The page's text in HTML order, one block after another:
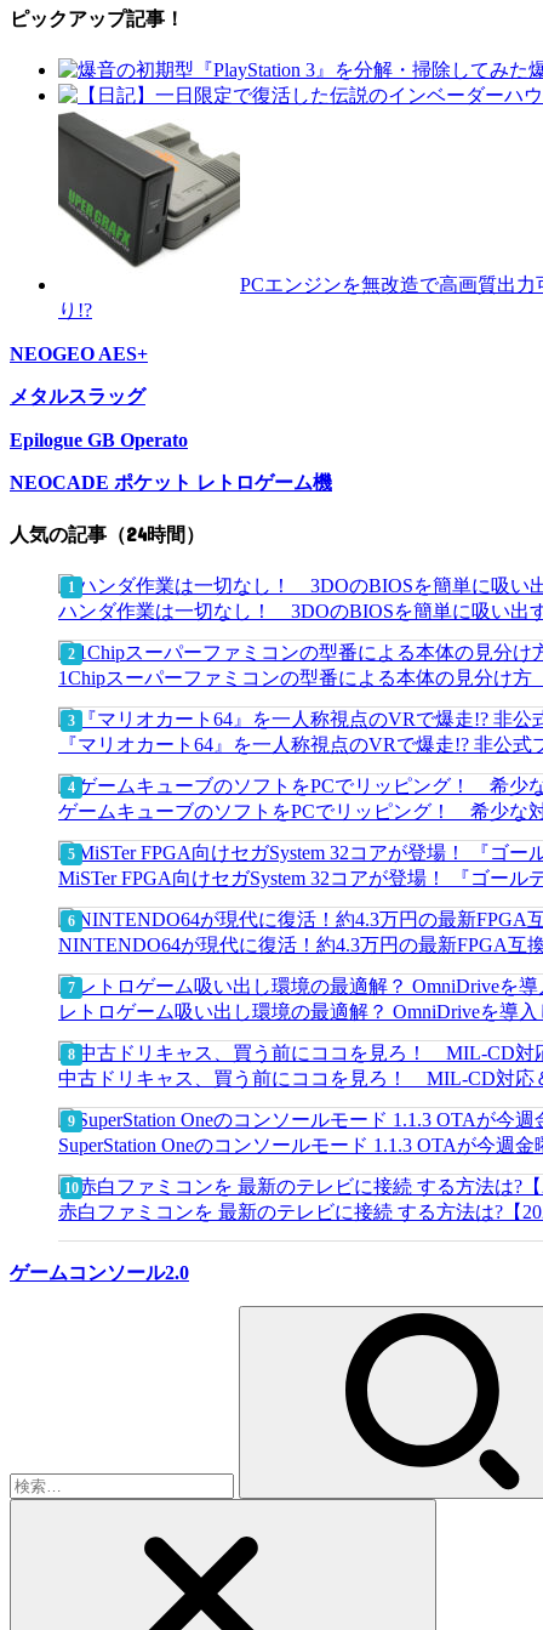
ピックアップ記事！
PCエンジンを無改造で高画質出
り!?
NEOGEO AES+
メタルスラッグ
Epilogue GB Operato
NEOCADE ポケット レトロゲーム機
人気の記事（24時間）
ハンダ作業は一切なし！ 3DOのBIOSを簡単に吸い出
1Chipスーパーファミコンの型番による本体の見分け方
『マリオカート64』を一人称視点のVRで爆走!? 非公
ゲームキューブのソフトをPCでリッピング！ 希少な
MiSTer FPGA向けセガSystem 32コアが登場！ 『ゴー
NINTENDO64が現代に復活！約4.3万円の最新FPGA互
レトロゲーム吸い出し環境の最適解？ OmniDriveを導
中古ドリキャス、買う前にココを見ろ！ MIL-CD対
SuperStation Oneのコンソールモード 1.1.3 OTAが今週
赤白ファミコンを 最新のテレビに接続 する方法は?【
ゲームコンソール2.0